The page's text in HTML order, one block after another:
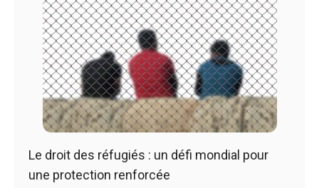
Le droit des réfugiés : un défi mondial pour
une protection renforcée